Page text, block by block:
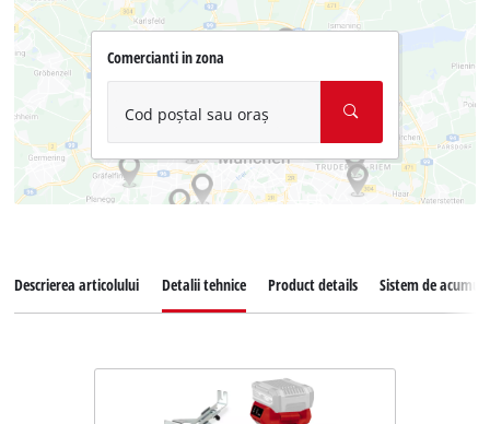
Comercianti in zona
Cod poștal sau oraș
Descrierea articolului Detalii tehnice Product details Sistem de